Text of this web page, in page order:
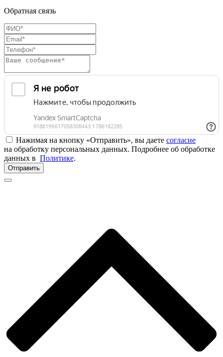
Обратная связь
Нажимая на кнопку «Отправить», вы даете согласие
на обработку персональных данных. Подробнее об обработке
данных в Политике.
Отправить